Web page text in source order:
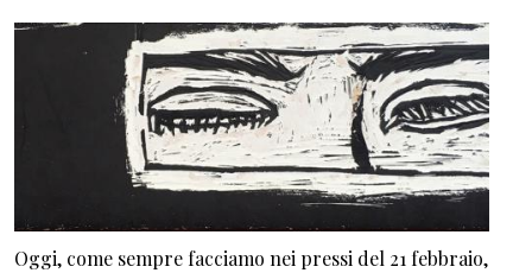
Oggi, come sempre facciamo nei pressi del 21 febbraio,